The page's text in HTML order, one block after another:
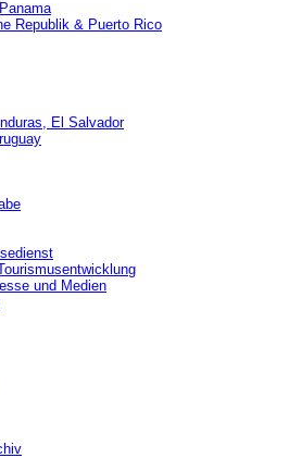
Republik & Puerto Rico
El Salvador
und Medien